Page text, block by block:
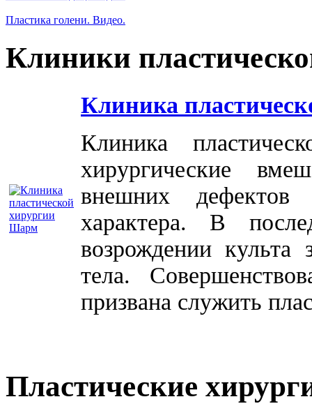
Пластика голени. Видео.
Клиники
Клиника
Клиника
хирургические
внешних дефектов
характера. В
возрождении культа
тела.
призвана служить
Пластические